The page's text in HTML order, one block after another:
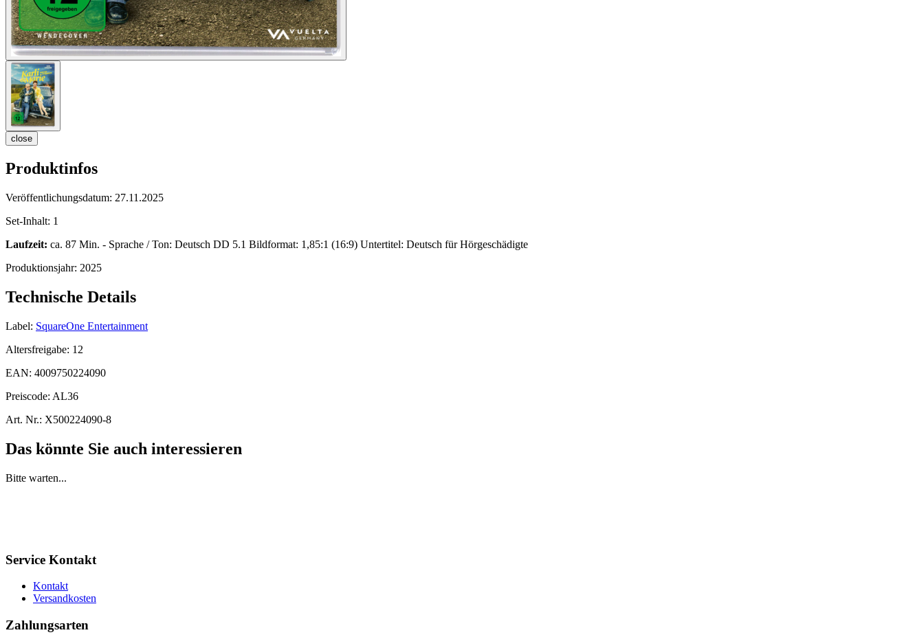
close
Produktinfos
Veröffentlichungsdatum: 27.11.2025
Set-Inhalt: 1
Laufzeit: ca. 87 Min. - Sprache / Ton: Deutsch DD 5.1 Bildformat: 1,85:1 (16:9) Untertitel: Deutsch für Hörgeschädigte
Produktionsjahr: 2025
Technische Details
Label: SquareOne Entertainment
Altersfreigabe: 12
EAN: 4009750224090
Preiscode: AL36
Art. Nr.: X500224090-8
Das könnte Sie auch interessieren
Bitte warten...
Service Kontakt
Kontakt
Versandkosten
Zahlungsarten